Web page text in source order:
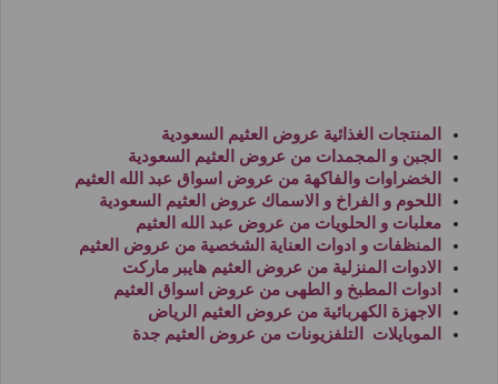
المنتجات الغذائية عروض العثيم السعودية
الجبن و المجمدات من عروض العثيم السعودية
الخضراوات والفاكهة من عروض اسواق عبد الله العثيم
اللحوم و الفراخ و الاسماك عروض العثيم السعودية
معلبات و الحلويات من عروض عبد الله العثيم
المنظفات و ادوات العناية الشخصية من عروض العثيم
الادوات المنزلية من عروض العثيم هايبر ماركت
ادوات المطبخ و الطهى من عروض اسواق العثيم
الاجهزة الكهربائية من عروض العثيم الرياض
الموبايلات التلفزيونات من عروض العثيم جدة